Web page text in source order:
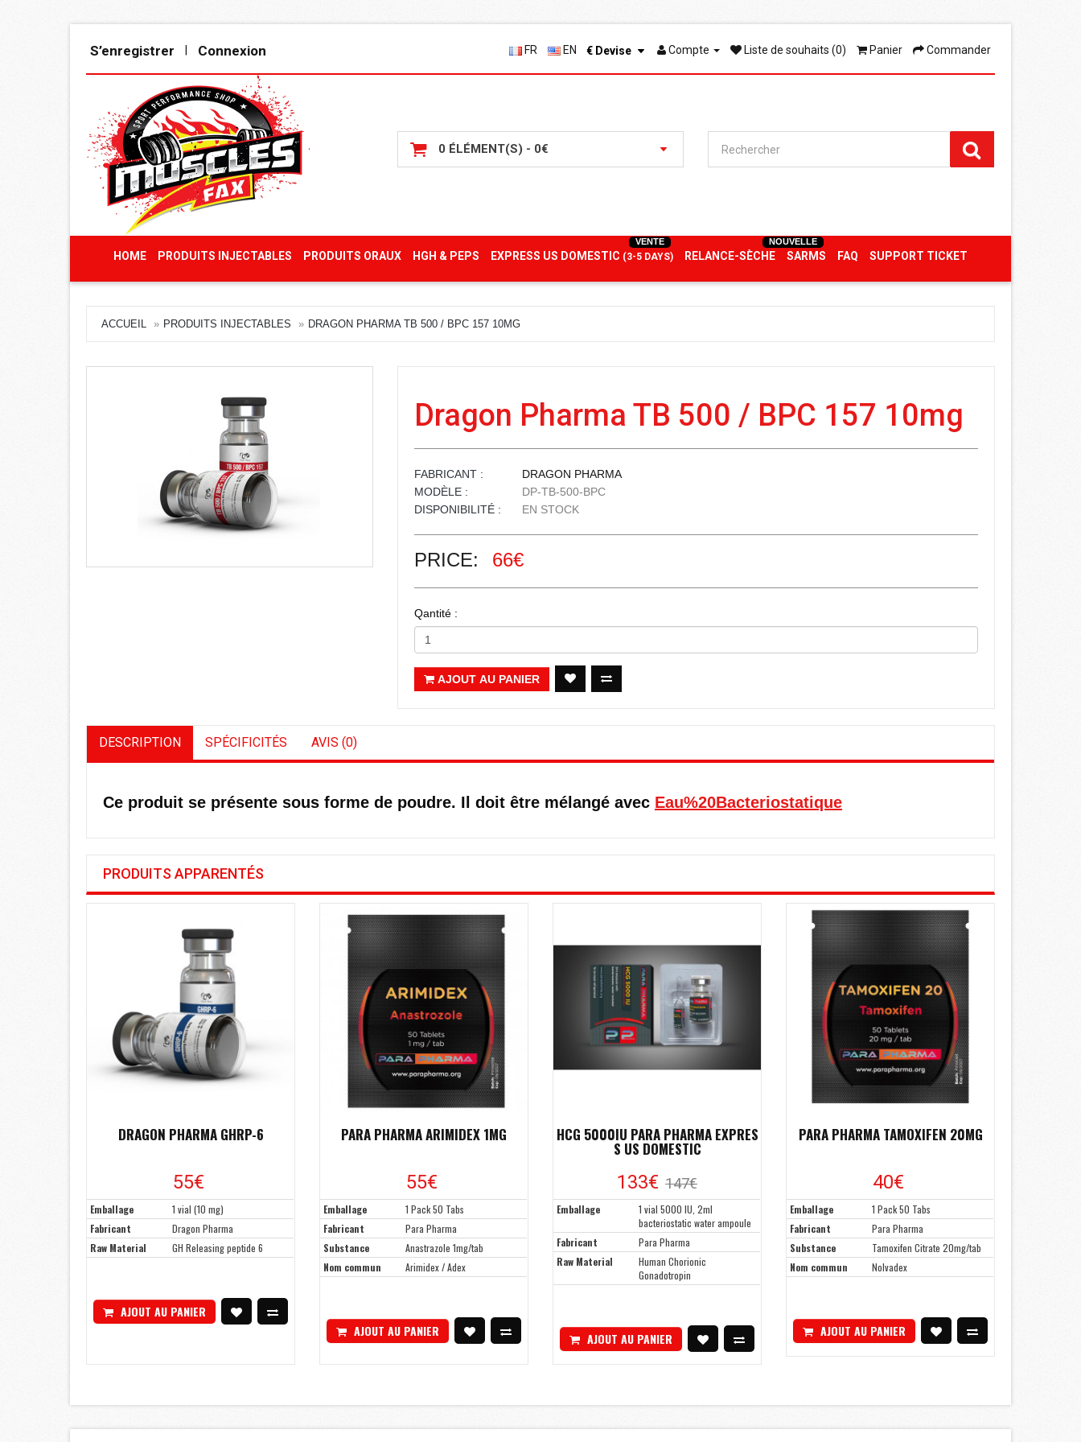
S’enregistrer Connexion FR EN € Devise Compte Liste de souhaits (0) Panier Commander
0 ÉLÉMENT(S) - 0€
HOME PRODUITS INJECTABLES PRODUITS ORAUX HGH & PEPS EXPRESS US DOMESTIC (3-5 DAYS)
VENTE
RELANCE-SÈCHE SARMS
NOUVELLE
FAQ SUPPORT TICKET
ACCUEIL PRODUITS INJECTABLES DRAGON PHARMA TB 500 / BPC 157 10MG
Dragon Pharma TB 500 / BPC 157 10mg
FABRICANT :
DRAGON PHARMA
MODÈLE :
DP-TB-500-BPC
DISPONIBILITÉ :
EN STOCK
PRICE: 66€
Qantité :
AJOUT AU PANIER
DESCRIPTION SPÉCIFICITÉS AVIS (0)
Ce produit se présente sous forme de poudre. Il doit être mélangé avec Eau%20Bacteriostatique
PRODUITS APPARENTÉS
DRAGON PHARMA GHRP-6
55€
Emballage
1 vial (10 mg)
Fabricant
Dragon Pharma
Raw Material
GH Releasing peptide 6
AJOUT AU PANIER
PARA PHARMA ARIMIDEX 1MG
55€
Emballage
1 Pack 50 Tabs
Fabricant
Para Pharma
Substance
Anastrazole 1mg/tab
Nom commun
Arimidex / Adex
AJOUT AU PANIER
HCG 5000IU PARA PHARMA EXPRES
S US DOMESTIC
133€ 147€
Emballage
1 vial 5000 IU, 2ml
bacteriostatic water ampoule
Fabricant
Para Pharma
Raw Material
Human Chorionic
Gonadotropin
AJOUT AU PANIER
PARA PHARMA TAMOXIFEN 20MG
40€
Emballage
1 Pack 50 Tabs
Fabricant
Para Pharma
Substance
Tamoxifen Citrate 20mg/tab
Nom commun
Nolvadex
AJOUT AU PANIER